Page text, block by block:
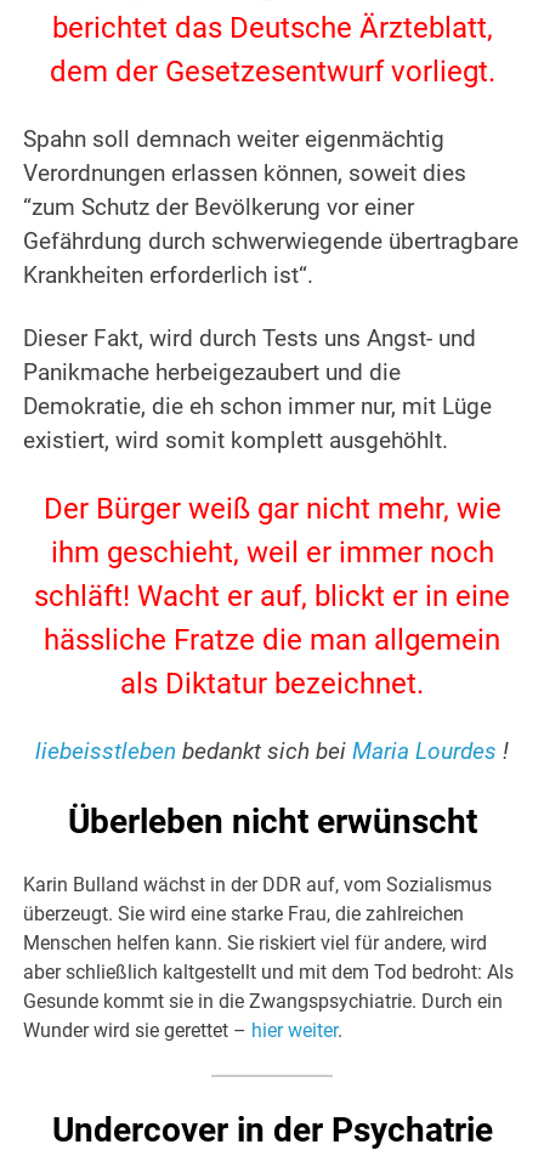
berichtet das Deutsche Ärzteblatt,
dem der Gesetzesentwurf vorliegt.
Spahn soll demnach weiter eigenmächtig
Verordnungen erlassen können, soweit dies
“zum Schutz der Bevölkerung vor einer
Gefährdung durch schwerwiegende übertragbare
Krankheiten erforderlich ist“.
Dieser Fakt, wird durch Tests uns Angst- und
Panikmache herbeigezaubert und die
Demokratie, die eh schon immer nur, mit Lüge
existiert, wird somit komplett ausgehöhlt.
Der Bürger weiß gar nicht mehr, wie
ihm geschieht, weil er immer noch
schläft! Wacht er auf, blickt er in eine
hässliche Fratze die man allgemein
als Diktatur bezeichnet.
liebeisstleben bedankt sich bei Maria Lourdes !
Überleben nicht erwünscht
Karin Bulland wächst in der DDR auf, vom Sozialismus
überzeugt. Sie wird eine starke Frau, die zahlreichen
Menschen helfen kann. Sie riskiert viel für andere, wird
aber schließlich kaltgestellt und mit dem Tod bedroht: Als
Gesunde kommt sie in die Zwangspsychiatrie. Durch ein
Wunder wird sie gerettet – hier weiter.
Undercover in der Psychatrie